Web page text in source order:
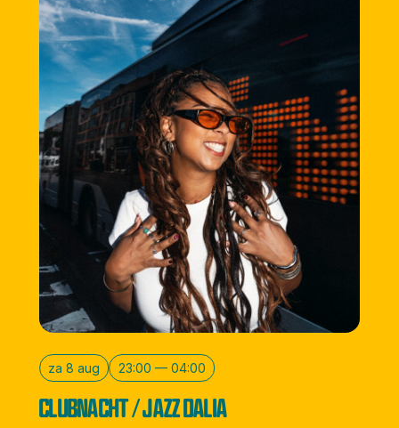
za 8 aug 23:00 — 04:00
CLUBNACHT / JAZZ DALIA